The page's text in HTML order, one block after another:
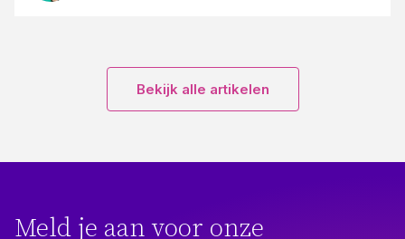
Bekijk alle artikelen
Meld je aan voor onze